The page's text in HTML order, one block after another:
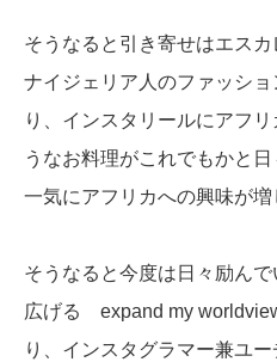
そうなると引き寄せはエス
ナイジェリア人のファッシ
り、インスタリールにアフ
うなお料理がこれでもかと
一気にアフリカへの興味が増
そうなると今度は日々励ん
広げる expand my
り、インスタグラマー兼ユ